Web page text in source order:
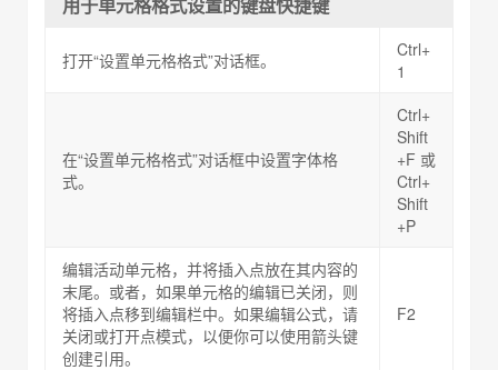
打开“设置单元格格式”对话框。
Ctrl+
1
在“设置单元格格式”对话框中设置字体格
式。
Ctrl+
Shift
+F 或
Ctrl+
Shift
+P
编辑活动单元格，并将插入点放在其内容的
末尾。或者，如果单元格的编辑已关闭，则
将插入点移到编辑栏中。如果编辑公式，请
关闭或打开点模式，以便你可以使用箭头键
创建引用。
F2